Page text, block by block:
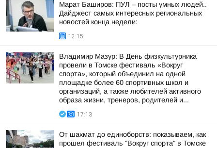
Марат Баширов: ПУЛ – посты умных людей..
Дайджест самых интересных региональных
новостей конца недели:
12:15
Владимир Мазур: В День физкультурника
провели в Томске фестиваль «Вокруг
спорта», который объединил на одной
площадке более 60 спортивных школ и
организаций, а также любителей активного
образа жизни, тренеров, родителей и...
17:13
От шахмат до единоборств: показываем, как
прошел фестиваль "Вокруг спорта" в Томске